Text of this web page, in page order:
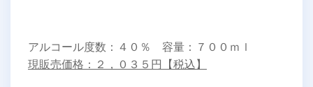
アルコール度数：４０％ 容量：７００ｍｌ
現販売価格：２，０３５円【税込】